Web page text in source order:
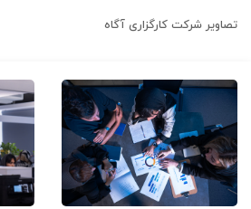
تصاویر شرکت کارگزاری آگاه